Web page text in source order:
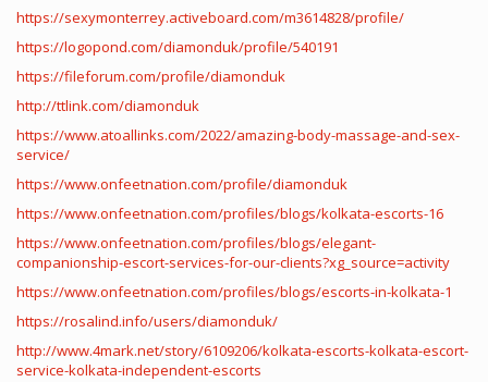
https://sexymonterrey.activeboard.com/m3614828/profile/
https://logopond.com/diamonduk/profile/540191
https://fileforum.com/profile/diamonduk
http://ttlink.com/diamonduk
https://www.atoallinks.com/2022/amazing-body-massage-and-sex-
service/
https://www.onfeetnation.com/profile/diamonduk
https://www.onfeetnation.com/profiles/blogs/kolkata-escorts-16
https://www.onfeetnation.com/profiles/blogs/elegant-
companionship-escort-services-for-our-clients?xg_source=activity
https://www.onfeetnation.com/profiles/blogs/escorts-in-kolkata-1
https://rosalind.info/users/diamonduk/
http://www.4mark.net/story/6109206/kolkata-escorts-kolkata-escort-
service-kolkata-independent-escorts